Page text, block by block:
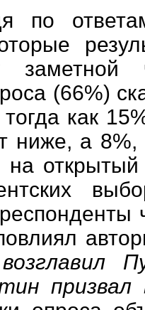
по
заметной
(66%)
как
ниже, а
на